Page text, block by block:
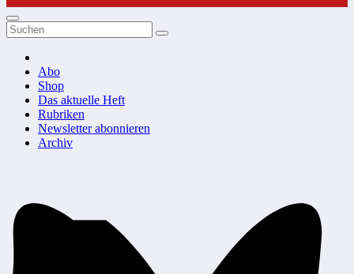
Abo
Shop
Das aktuelle Heft
Rubriken
Newsletter abonnieren
Archiv